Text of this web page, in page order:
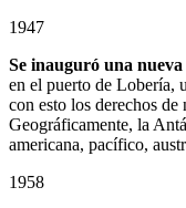
1947
Se inauguró una
en el puerto de Lobería,
con esto los derechos de
Geográficamente, la
americana, pacífico,
1958